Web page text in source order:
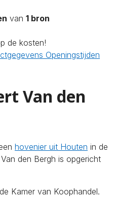
van 1 bron
de kosten!
Openingstijden
Van den
hovenier uit Houten in de
den Bergh is opgericht
Kamer van Koophandel.